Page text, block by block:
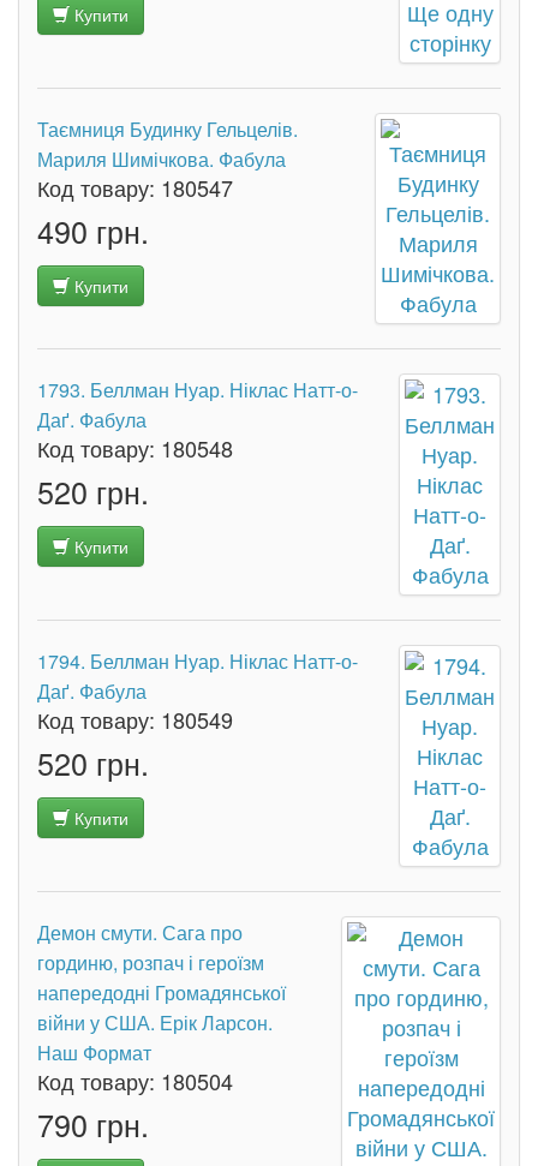
Купити
Таємниця Будинку Гельцелів.
Мариля Шимічкова. Фабула
Код товару: 180547
490 грн.
Купити
1793. Беллман Нуар. Ніклас Натт-о-
Даґ. Фабула
Код товару: 180548
520 грн.
Купити
1794. Беллман Нуар. Ніклас Натт-о-
Даґ. Фабула
Код товару: 180549
520 грн.
Купити
Демон смути. Сага про
гординю, розпач і героїзм
напередодні Громадянської
війни у США. Ерік Ларсон.
Наш Формат
Код товару: 180504
790 грн.